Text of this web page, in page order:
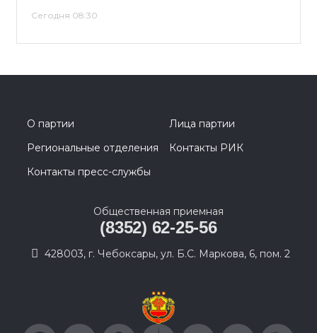
Сегодня 08:30
О партии
Лица партии
Региональные отделения
Контакты РИК
Контакты пресс-службы
Общественная приемная
(8352) 62-25-56
428003, г. Чебоксары, ул. Б.С. Маркова, 6, пом. 2